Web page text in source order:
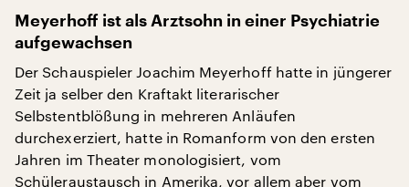
Meyerhoff ist als Arztsohn in einer Psychiatrie
aufgewachsen
Der Schauspieler Joachim Meyerhoff hatte in jüngerer
Zeit ja selber den Kraftakt literarischer
Selbstentblößung in mehreren Anläufen
durchexerziert, hatte in Romanform von den ersten
Jahren im Theater monologisiert, vom
Schüleraustausch in Amerika, vor allem aber vom